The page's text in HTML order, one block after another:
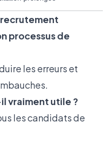
recrutement
processus de
les erreurs et
vraiment utile ?
les candidats de